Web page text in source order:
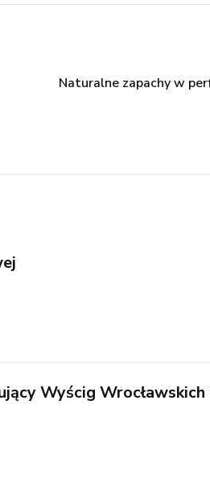
Naturalne zapachy w
Wyścig Wrocławskich